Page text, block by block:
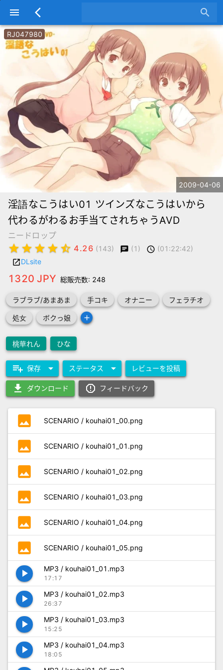
menu arrow_back_ios search
RJ047980
2009-04-06
淫語なこうはい01 ツインズなこうはいから
代わるがわるお手当てされちゃうAVD
ニードロップ
star star star star star_half 4.26 (143) chat (1) schedule (01:22:42)
launchDLsite
1320 JPY 総販売数: 248
ラブラブ/あまあま 手コキ オナニー フェラチオ
処女 ボクっ娘 add
桃華れん ひな
playlist_add 保存 arrow_drop_down ステータス arrow_drop_down レビューを投稿
download ダウンロード report_gmailerrorred フィードバック
photo SCENARIO / kouhai01_00.png
photo SCENARIO / kouhai01_01.png
photo SCENARIO / kouhai01_02.png
photo SCENARIO / kouhai01_03.png
photo SCENARIO / kouhai01_04.png
photo SCENARIO / kouhai01_05.png
play_arrow MP3 / kouhai01_01.mp3
17:17
play_arrow MP3 / kouhai01_02.mp3
26:37
play_arrow MP3 / kouhai01_03.mp3
15:25
play_arrow MP3 / kouhai01_04.mp3
18:05